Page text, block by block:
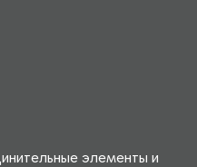
элементы и